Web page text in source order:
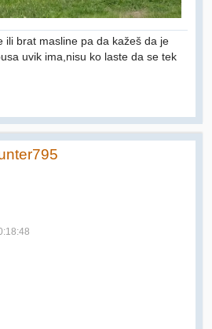
ili brat masline pa da kažeš da je
uvik ima,nisu ko laste da se tek